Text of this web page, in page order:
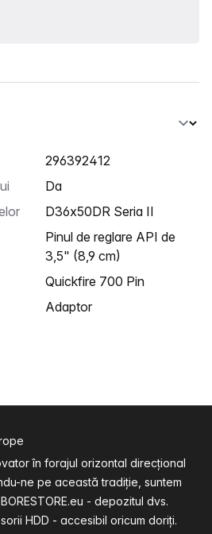
296392412
Da
D36x50DR Seria II
Pinul de reglare API de
3,5" (8,9 cm)
Quickfire 700 Pin
Adaptor
în forajul orizontal direcțional
ne pe această tradiție, suntem
- depozitul dvs.
HDD - accesibil oricum doriți.